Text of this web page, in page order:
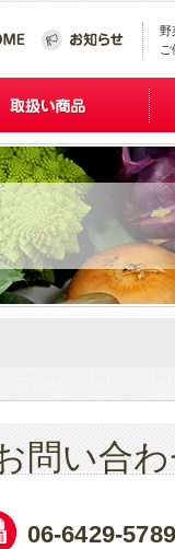
野
問い合
06-6429-